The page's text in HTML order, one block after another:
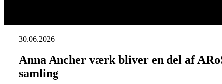
30.06.2026
Anna Ancher værk bliver en del af
samling